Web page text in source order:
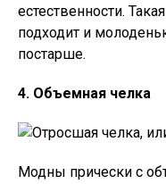
естественности.
подходит и
постарше.
4. Объемная челка
Модны прически с